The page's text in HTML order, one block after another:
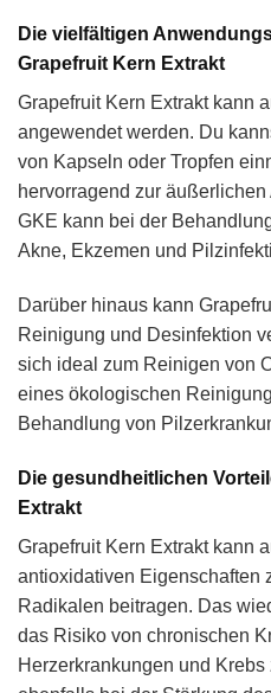
Die vielfältigen
Grapefruit Kern Extrakt
Grapefruit Kern Extrakt kann
angewendet werden. Du
von Kapseln oder Tropfen
hervorragend zur
GKE kann bei der
Akne, Ekzemen und
Darüber hinaus kann
Reinigung und Desinfektion
sich ideal zum Reinigen von
eines ökologischen
Behandlung von
Die gesundheitlichen
Extrakt
Grapefruit Kern Extrakt kann
antioxidativen Eigenschaften
Radikalen beitragen. Das
das Risiko von chronischen
Herzerkrankungen und